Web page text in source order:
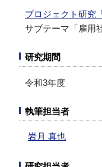
プロジェクト研究
サブテーマ「雇用
研究期間
令和3年度
執筆担当者
岩月 真也